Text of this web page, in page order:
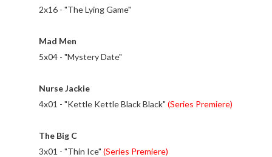
2x16 - "The Lying Game"
Mad Men
5x04 - "Mystery Date"
Nurse Jackie
4x01 - "Kettle Kettle Black Black" (Series Premiere)
The Big C
3x01 - "Thin Ice" (Series Premiere)